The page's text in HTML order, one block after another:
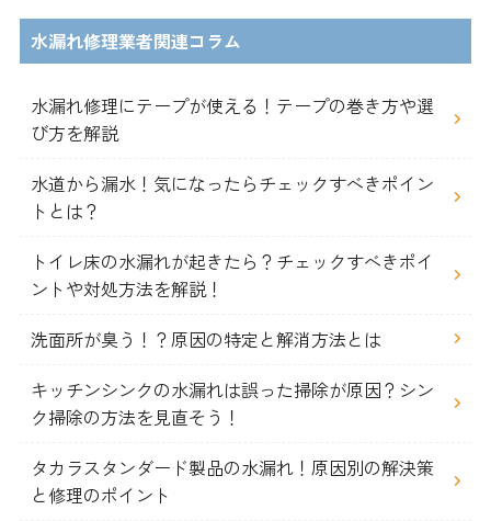
水漏れ修理業者関連コラム
水漏れ修理にテープが使える！テープの巻き方や選
び方を解説
水道から漏水！気になったらチェックすべきポイン
トとは？
トイレ床の水漏れが起きたら？チェックすべきポイ
ントや対処方法を解説！
洗面所が臭う！？原因の特定と解消方法とは
キッチンシンクの水漏れは誤った掃除が原因？シン
ク掃除の方法を見直そう！
タカラスタンダード製品の水漏れ！原因別の解決策
と修理のポイント